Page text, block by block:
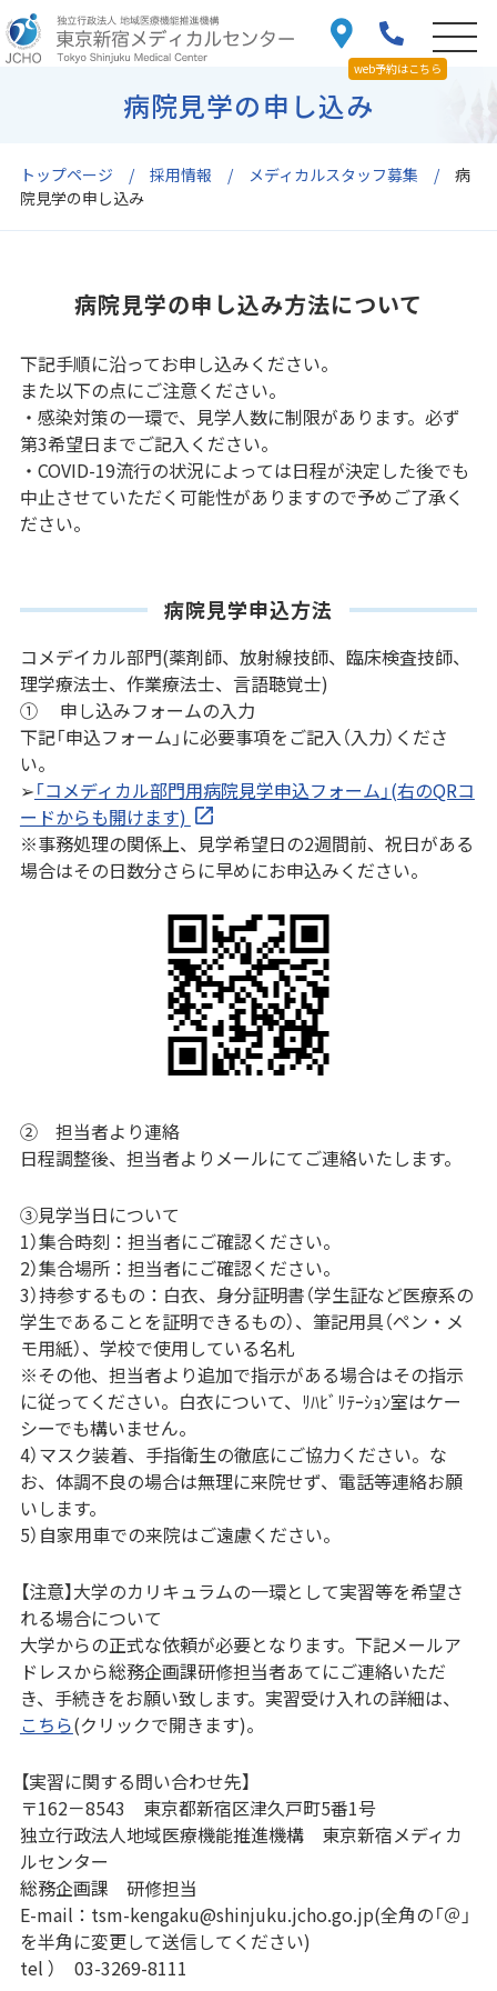
web予約はこちら
トップページ 採用情報 メディカルスタッフ募集
病
院見学の申し込み
病院見学の申し込み
病院見学の申し込み方法について
下記手順に沿ってお申し込みください。
また以下の点にご注意ください。
・感染対策の一環で、見学人数に制限があります。必ず
第3希望日までご記入ください。
・COVID-19流行の状況によっては日程が決定した後でも
中止させていただく可能性がありますので予めご了承く
ださい。
病院見学申込方法
コメデイカル部門(薬剤師、放射線技師、臨床検査技師、
理学療法士、作業療法士、言語聴覚士)
① 申し込みフォームの入力
下記「申込フォーム」に必要事項をご記入（入力）くださ
い。
➢「コメディカル部門用病院見学申込フォーム」(右のQRコ
ードからも開けます)
※事務処理の関係上、見学希望日の2週間前、祝日がある
場合はその日数分さらに早めにお申込みください。
② 担当者より連絡
日程調整後、担当者よりメールにてご連絡いたします。
③見学当日について
1）集合時刻：担当者にご確認ください。
2）集合場所：担当者にご確認ください。
3）持参するもの：白衣、身分証明書（学生証など医療系の
学生であることを証明できるもの）、筆記用具（ペン・メ
モ用紙）、学校で使用している名札
※その他、担当者より追加で指示がある場合はその指示
に従ってください。白衣について、ﾘﾊﾋﾞﾘﾃｰｼｮﾝ室はケー
シーでも構いません。
4）マスク装着、手指衛生の徹底にご協力ください。な
お、体調不良の場合は無理に来院せず、電話等連絡お願
いします。
5）自家用車での来院はご遠慮ください。
【注意】大学のカリキュラムの一環として実習等を希望さ
れる場合について
大学からの正式な依頼が必要となります。下記メールア
ドレスから総務企画課研修担当者あてにご連絡いただ
き、手続きをお願い致します。実習受け入れの詳細は、
こちら(クリックで開きます)。
【実習に関する問い合わせ先】
〒162－8543 東京都新宿区津久戸町5番1号
独立行政法人地域医療機能推進機構 東京新宿メディカ
ルセンター
総務企画課 研修担当
E-mail：tsm-kengaku@shinjuku.jcho.go.jp(全角の「＠」
を半角に変更して送信してください)
tel ） 03-3269-8111